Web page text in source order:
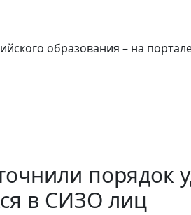
образования – на
порядок
в СИЗО лиц